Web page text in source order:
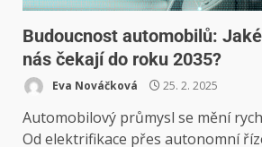
Budoucnost automobilů:
nás čekají do roku 2035?
Eva Nováčková 25. 2. 2025
Automobilový průmysl se mění
Od elektrifikace přes autonomní